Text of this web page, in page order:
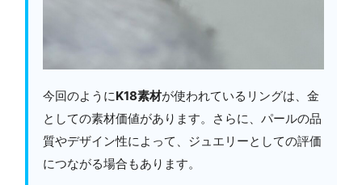
今回のようにK18素材が使われているリングは、金
としての素材価値があります。さらに、パールの品
質やデザイン性によって、ジュエリーとしての評価
につながる場合もあります。